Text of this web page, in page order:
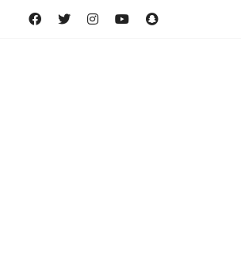
FacebookTwitterInstagramYouTube